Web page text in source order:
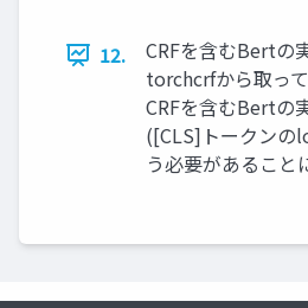
12.
CRFを含むBertの
torchcrfから取っ
CRFを含むBertの
([CLS]トークン
う必要があること